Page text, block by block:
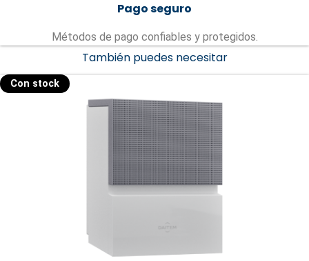
Pago seguro
Métodos de pago confiables y protegidos.
También puedes necesitar
Con stock